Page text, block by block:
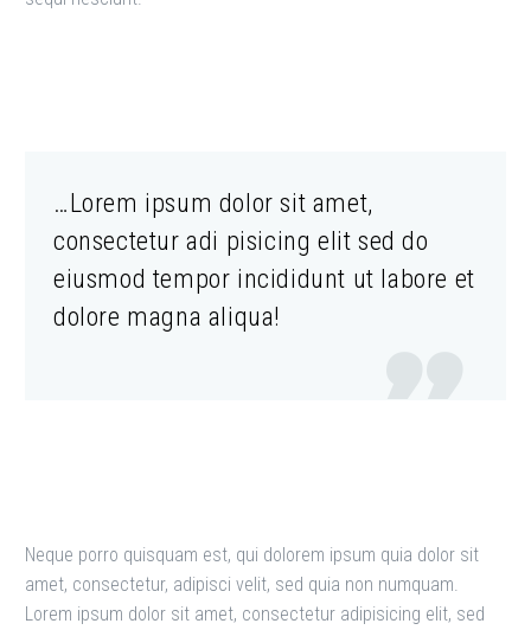
…Lorem ipsum dolor sit amet,
consectetur adi pisicing elit sed do
eiusmod tempor incididunt ut labore et
dolore magna aliqua!

Neque porro quisquam est, qui dolorem ipsum quia dolor sit
amet, consectetur, adipisci velit, sed quia non numquam.
Lorem ipsum dolor sit amet, consectetur adipisicing elit, sed